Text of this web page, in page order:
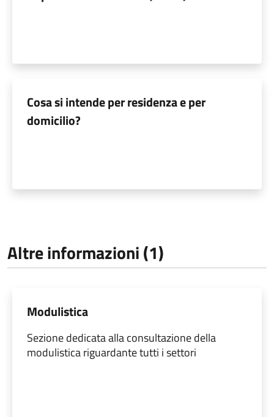
Cosa si intende per residenza e per
domicilio?
Altre informazioni (1)
Modulistica
Sezione dedicata alla consultazione della
modulistica riguardante tutti i settori